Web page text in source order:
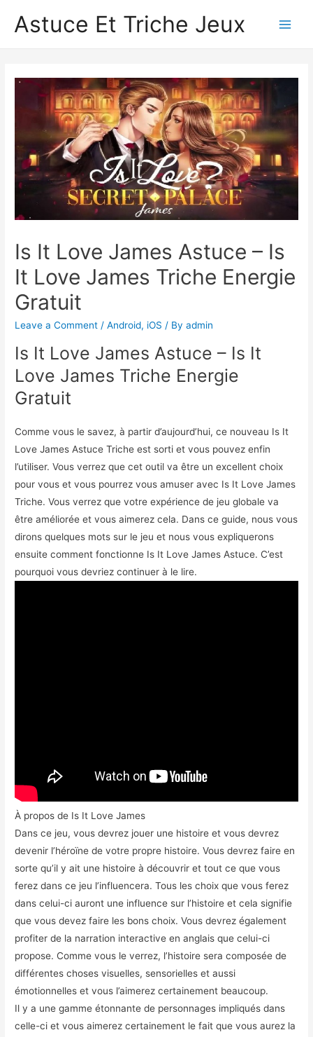
Astuce Et Triche Jeux
Is It Love James Astuce – Is
It Love James Triche Energie
Gratuit
Leave a Comment /Android, iOS / Byadmin
Is It Love James Astuce – Is It
Love James Triche Energie
Gratuit
Comme vous le savez, à partir d’aujourd’hui, ce nouveau Is It
Love James Astuce Triche est sorti et vous pouvez enfin
l’utiliser. Vous verrez que cet outil va être un excellent choix
pour vous et vous pourrez vous amuser avec Is It Love James
Triche. Vous verrez que votre expérience de jeu globale va
être améliorée et vous aimerez cela. Dans ce guide, nous vous
dirons quelques mots sur le jeu et nous vous expliquerons
ensuite comment fonctionne Is It Love James Astuce. C’est
pourquoi vous devriez continuer à le lire.
À propos de Is It Love James
Dans ce jeu, vous devrez jouer une histoire et vous devrez
devenir l’héroïne de votre propre histoire. Vous devrez faire en
sorte qu’il y ait une histoire à découvrir et tout ce que vous
ferez dans ce jeu l’influencera. Tous les choix que vous ferez
dans celui-ci auront une influence sur l’histoire et cela signifie
que vous devez faire les bons choix. Vous devrez également
profiter de la narration interactive en anglais que celui-ci
propose. Comme vous le verrez, l’histoire sera composée de
différentes choses visuelles, sensorielles et aussi
émotionnelles et vous l’aimerez certainement beaucoup.
Il y a une gamme étonnante de personnages impliqués dans
celle-ci et vous aimerez certainement le fait que vous aurez la